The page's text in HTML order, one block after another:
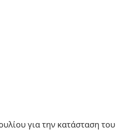
για την κατάσταση του